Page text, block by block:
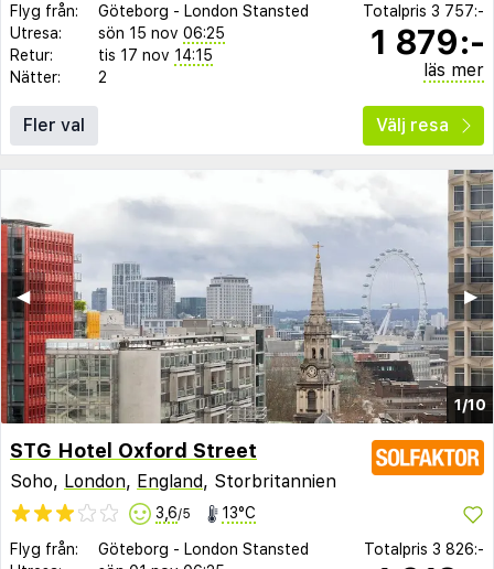
Flyg från: Göteborg - London Stansted
Utresa:
sön 15 nov 06:25
Retur:
tis 17 nov 14:15
Nätter:
2
Totalpris 3 757:-
1 879:-
läs mer
Fler val Välj resa
1/10
▶︎
◀︎
STG Hotel Oxford Street
Soho, London, England, Storbritannien
3,6/5 13°C
Flyg från: Göteborg - London Stansted
Totalpris 3 826:-